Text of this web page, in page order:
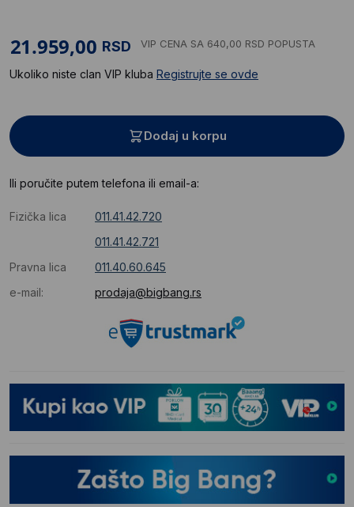
RSD VIP CENA SA 640,00 RSD POPUSTA
Ukoliko niste clan VIP kluba Registrujte se ovde
Dodaj u korpu
Ili poručite putem telefona ili email-a:
Fizička lica
011.41.42.720
011.41.42.721
Pravna lica
011.40.60.645
e-mail:
prodaja@bigbang.rs